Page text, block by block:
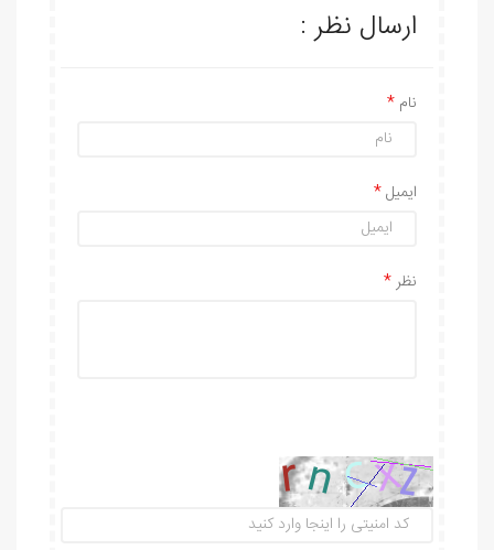
ارسال نظر :
نام
ایمیل
نظر